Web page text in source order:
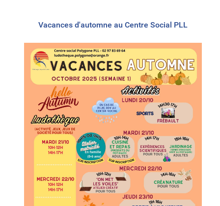
Vacances d'automne au Centre Social PLL